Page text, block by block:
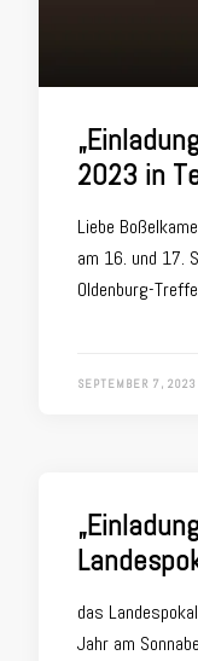
2023 in
Liebe
am 16. und 17.
Oldenburg-
SEPTEMBER 7, 2023
das
Jahr am